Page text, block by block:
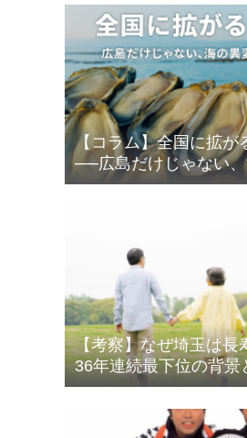
【コラム】全国に拡が
──広島だけじゃない
の苦悩
【考察】なぜ埼玉は長
36年連続最下位の背景